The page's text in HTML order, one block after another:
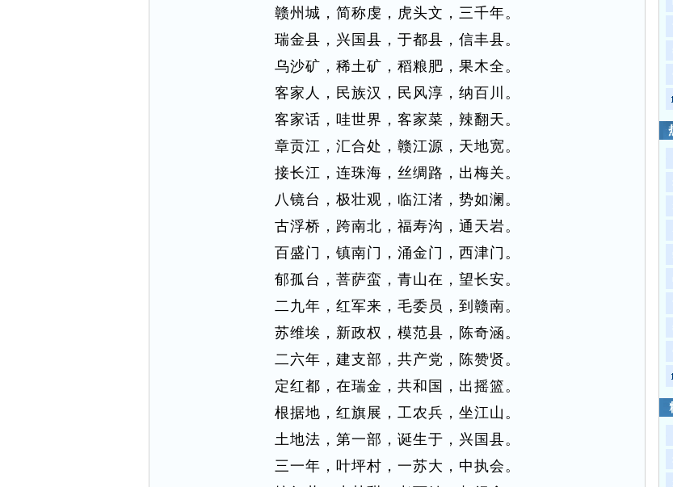
赣州城，简称虔，虎头文，三千年。
瑞金县，兴国县，于都县，信丰县。
乌沙矿，稀土矿，稻粮肥，果木全。
客家人，民族汉，民风淳，纳百川。
客家话，哇世界，客家菜，辣翻天。
章贡江，汇合处，赣江源，天地宽。
接长江，连珠海，丝绸路，出梅关。
八镜台，极壮观，临江渚，势如澜。
古浮桥，跨南北，福寿沟，通天岩。
百盛门，镇南门，涌金门，西津门。
郁孤台，菩萨蛮，青山在，望长安。
二九年，红军来，毛委员，到赣南。
苏维埃，新政权，模范县，陈奇涵。
二六年，建支部，共产党，陈赞贤。
定红都，在瑞金，共和国，出摇篮。
根据地，红旗展，工农兵，坐江山。
土地法，第一部，诞生于，兴国县。
三一年，叶坪村，一苏大，中执会。